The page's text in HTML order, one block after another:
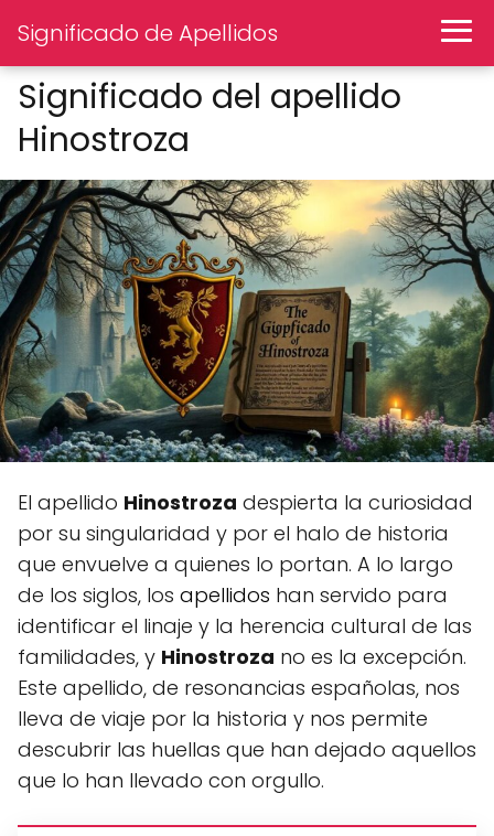
Significado de Apellidos
Significado del apellido
Hinostroza
El apellido Hinostroza despierta la curiosidad
por su singularidad y por el halo de historia
que envuelve a quienes lo portan. A lo largo
de los siglos, los apellidos han servido para
identificar el linaje y la herencia cultural de las
familidades, y Hinostroza no es la excepción.
Este apellido, de resonancias españolas, nos
lleva de viaje por la historia y nos permite
descubrir las huellas que han dejado aquellos
que lo han llevado con orgullo.